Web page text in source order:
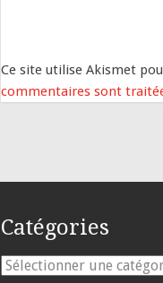
Ce site utilise Akismet
commentaires sont
Catégories
Catégories